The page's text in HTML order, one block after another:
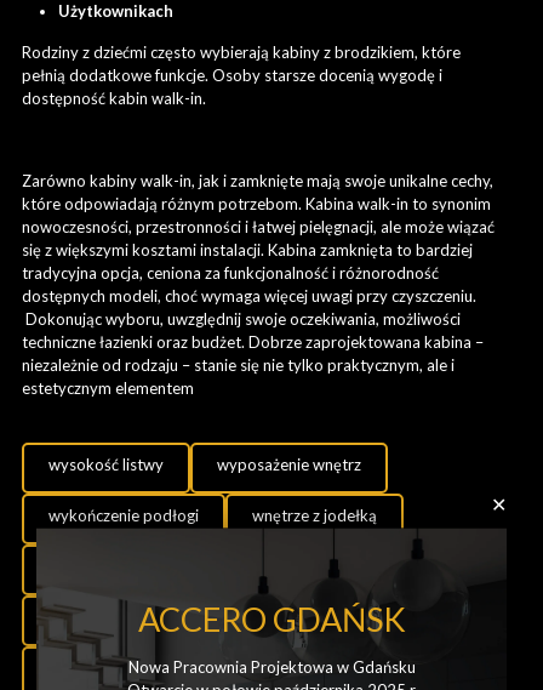
Użytkownikach
Rodziny z dziećmi często wybierają kabiny z brodzikiem, które
pełnią dodatkowe funkcje. Osoby starsze docenią wygodę i
dostępność kabin walk-in.
Zarówno kabiny walk-in, jak i zamknięte mają swoje unikalne cechy,
które odpowiadają różnym potrzebom. Kabina walk-in to synonim
nowoczesności, przestronności i łatwej pielęgnacji, ale może wiązać
się z większymi kosztami instalacji. Kabina zamknięta to bardziej
tradycyjna opcja, ceniona za funkcjonalność i różnorodność
dostępnych modeli, choć wymaga więcej uwagi przy czyszczeniu.
Dokonując wyboru, uwzględnij swoje oczekiwania, możliwości
techniczne łazienki oraz budżet. Dobrze zaprojektowana kabina –
niezależnie od rodzaju – stanie się nie tylko praktycznym, ale i
estetycznym elementem
wysokość listwy wyposażenie wnętrz
wykończenie podłogi wnętrze z jodełką
ułożenie jodełki
układ paneli jodełka tynk trendy podłogowe
tapety sypialnia światło w kuchni
✕
ACCERO GDAŃSK
Nowa Pracownia Projektowa w Gdańsku